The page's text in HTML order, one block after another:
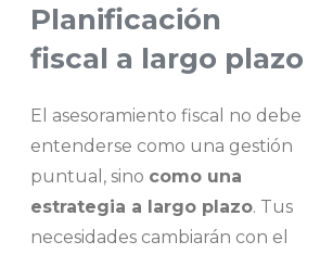
Planificación
fiscal a largo plazo
El asesoramiento fiscal no debe
entenderse como una gestión
puntual, sino como una
estrategia a largo plazo. Tus
necesidades cambiarán con el